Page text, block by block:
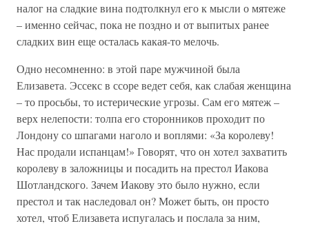
налог на сладкие вина подтолкнул его к мысли о мятеже
– именно сейчас, пока не поздно и от выпитых ранее
сладких вин еще осталась какая-то мелочь.
Одно несомненно: в этой паре мужчиной была
Елизавета. Эссекс в ссоре ведет себя, как слабая женщина
– то просьбы, то истерические угрозы. Сам его мятеж –
верх нелепости: толпа его сторонников проходит по
Лондону со шпагами наголо и воплями: «За королеву!
Нас продали испанцам!» Говорят, что он хотел захватить
королеву в заложницы и посадить на престол Иакова
Шотландского. Зачем Иакову это было нужно, если
престол и так наследовал он? Может быть, он просто
хотел, чтоб Елизавета испугалась и послала за ним,